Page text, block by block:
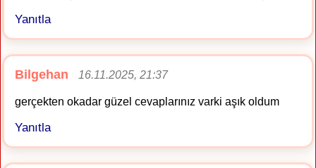
Yanıtla
Bilgehan 16.11.2025, 21:37
gerçekten okadar güzel cevaplarınız varki aşık oldum
Yanıtla